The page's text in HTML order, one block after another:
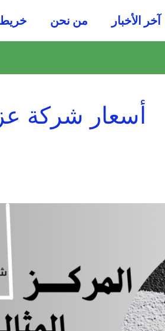
آخر الأخبار من نحن
أسعار شركة